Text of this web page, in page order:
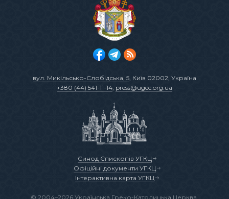
вул. Микільсько-Слобідська, 5, Київ 02002, Україна
+380 (44) 541-11-14, press@ugcc.org.ua
Синод Єпископів УГКЦ
Офіційні документи УГКЦ
Інтерактивна карта УГКЦ
© 2004–2026 Українська Греко-Католицька Церква.